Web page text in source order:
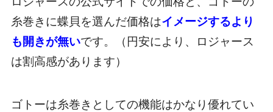
糸巻きに蝶貝を選んだ価格はイメージするより
も開きが無いです。（円安により、ロジャース
は割高感があります）
ゴトーは糸巻きとしての機能はかなり優れてい